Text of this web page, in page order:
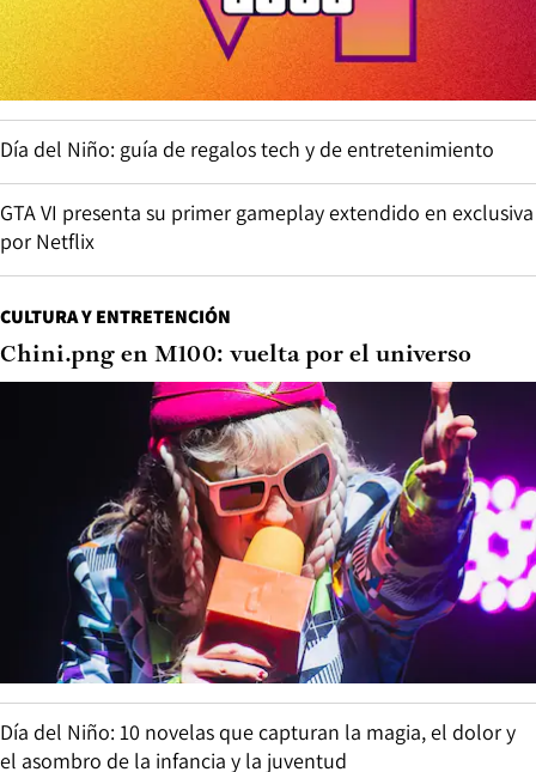
Día del Niño: guía de regalos tech y de entretenimiento
GTA VI presenta su primer gameplay extendido en exclusiva
por Netflix
CULTURA Y ENTRETENCIÓN
Chini.png en M100: vuelta por el universo
Día del Niño: 10 novelas que capturan la magia, el dolor y
el asombro de la infancia y la juventud